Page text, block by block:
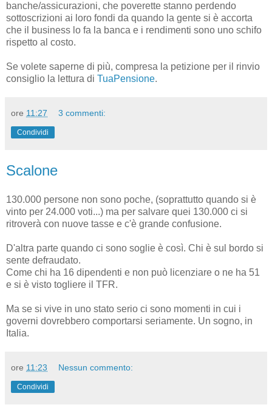
banche/assicurazioni, che poverette stanno perdendo
sottoscrizioni ai loro fondi da quando la gente si è accorta
che il business lo fa la banca e i rendimenti sono uno schifo
rispetto al costo.
Se volete saperne di più, compresa la petizione per il rinvio
consiglio la lettura di TuaPensione.
ore 11:27 3 commenti:
Condividi
Scalone
130.000 persone non sono poche, (soprattutto quando si è
vinto per 24.000 voti...) ma per salvare quei 130.000 ci si
ritroverà con nuove tasse e c'è grande confusione.
D'altra parte quando ci sono soglie è così. Chi è sul bordo si
sente defraudato.
Come chi ha 16 dipendenti e non può licenziare o ne ha 51
e si è visto togliere il TFR.
Ma se si vive in uno stato serio ci sono momenti in cui i
governi dovrebbero comportarsi seriamente. Un sogno, in
Italia.
ore 11:23 Nessun commento:
Condividi